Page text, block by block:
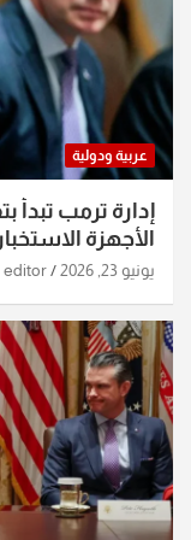
عربية ودولية
إدارة ترمب تبدأ
الأجهزة
يونيو 23, 2026 editor